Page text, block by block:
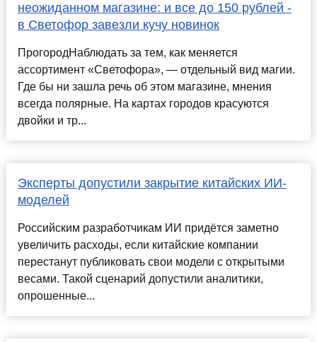
неожиданном магазине: и все до 150 рублей -
в Светофор завезли кучу новинок
ПрогородНаблюдать за тем, как меняется
ассортимент «Светофора», — отдельный вид магии.
Где бы ни зашла речь об этом магазине, мнения
всегда полярные. На картах городов красуются
двойки и тр...
Эксперты допустили закрытие китайских ИИ-
моделей
Российским разработчикам ИИ придётся заметно
увеличить расходы, если китайские компании
перестанут публиковать свои модели с открытыми
весами. Такой сценарий допустили аналитики,
опрошенные...